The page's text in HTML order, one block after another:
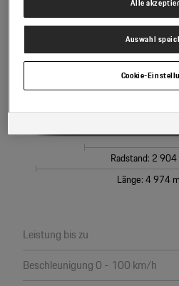
Radstand: 2
Länge: 4 974
Leistung bis zu
Beschleunigung 0 - 100 km/h
Es steht Ihnen frei, Ihre Einwilligung
oder zurückzuziehen.
Verantwortlich für diese Website und die
GmbH und Co. OG. Nähere Informationen
Cookie-Richtlinie oder in den Cookie-
Einstellungen am Ende der Webseite.
Hinweis zu Cookies für Marketingzwecke:
Daten, sofern Sie dem explizit
eines Porsche Betriebs, Porsche Inter
Auswahl
Cookie-